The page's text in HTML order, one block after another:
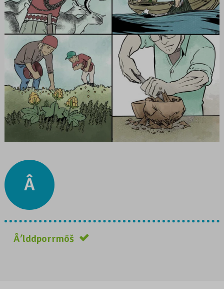
Â
Âʹlddporrmõš